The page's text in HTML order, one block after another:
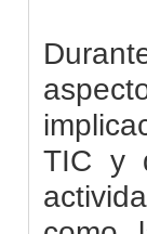
TIC y